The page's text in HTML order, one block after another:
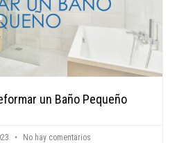
un Baño Pequeño
No hay comentarios